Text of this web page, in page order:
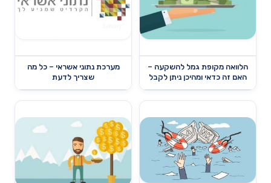
הלוואה מקופת גמל להשקעה –
האם זה כדאי ומהיכן ניתן לקבל
מערכת נתוני אשראי – כל מה
שצריך לדעת